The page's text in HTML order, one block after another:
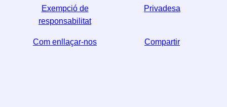
Exempció de
responsabilitat
Privadesa
Com enllaçar-nos Compartir